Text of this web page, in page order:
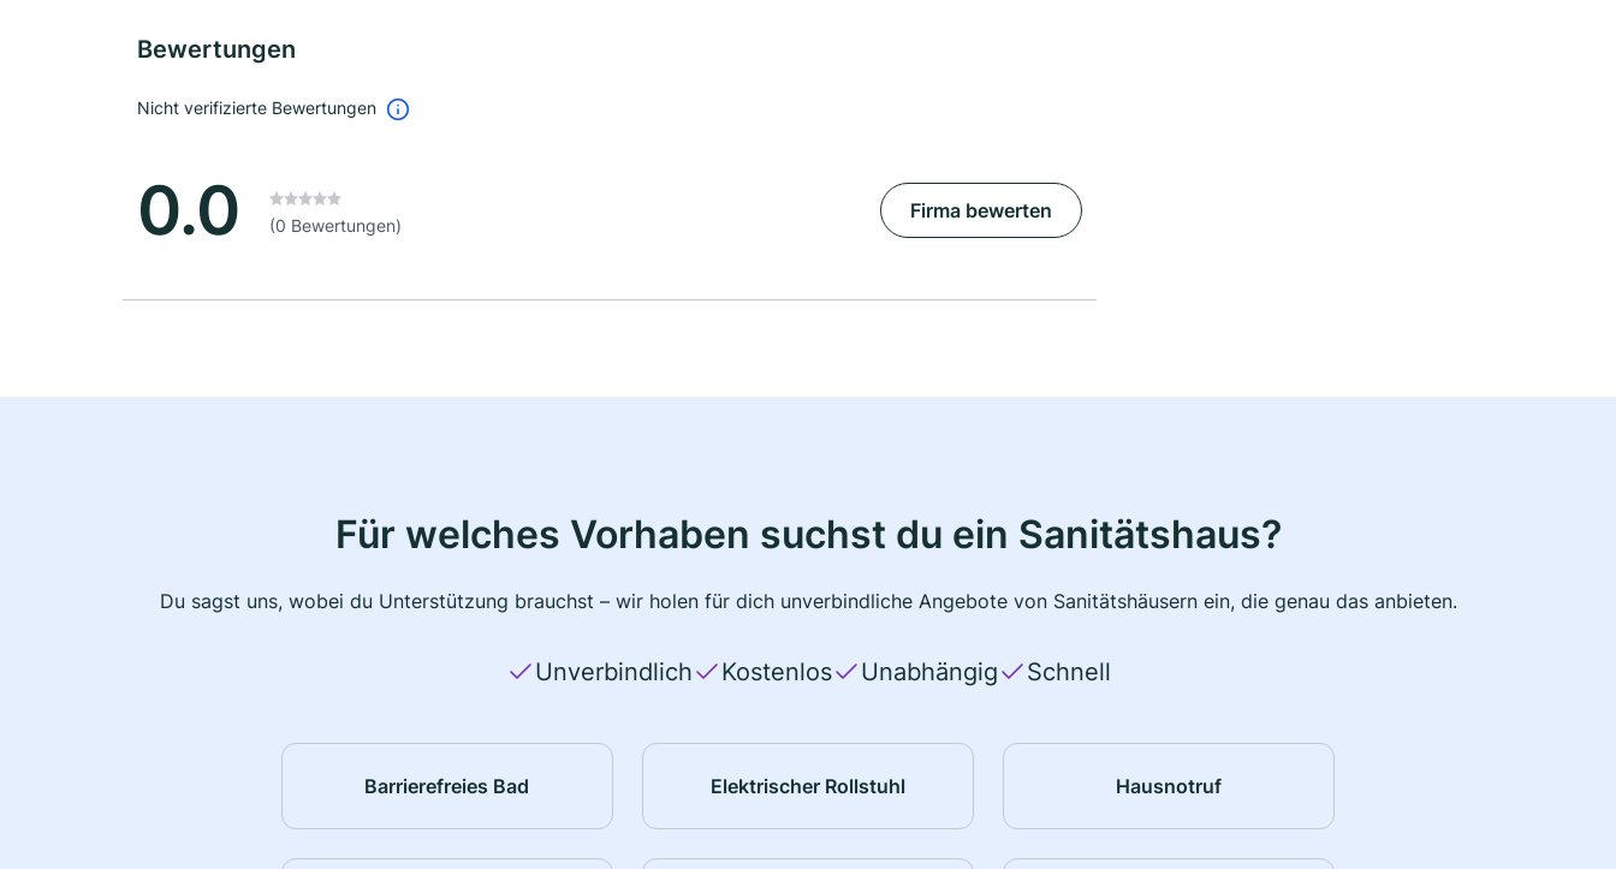
Bewertungen
Nicht verifizierte Bewertungen
0.0 (0 Bewertungen)
Firma bewerten
Für welches Vorhaben suchst du ein Sanitätshaus?
Du sagst uns, wobei du Unterstützung brauchst – wir holen für dich unverbindliche Angebote von Sanitätshäusern ein, die genau das anbieten.
Unverbindlich Kostenlos Unabhängig Schnell
Barrierefreies Bad Elektrischer Rollstuhl Hausnotruf